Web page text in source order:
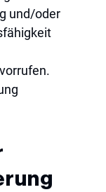
und/oder